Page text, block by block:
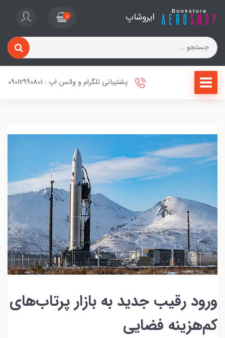
ایروشاپ 0
پشتیبانی تلگرام و واتس اپ : 09012990801
ورود رقیب جدید به بازار پرتاب‌های
کم‌‌هزینه فضایی